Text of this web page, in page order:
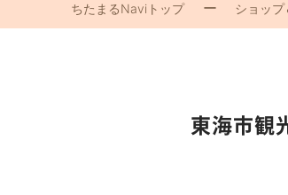
ちたまるNaviトップ ショッ
東海市観